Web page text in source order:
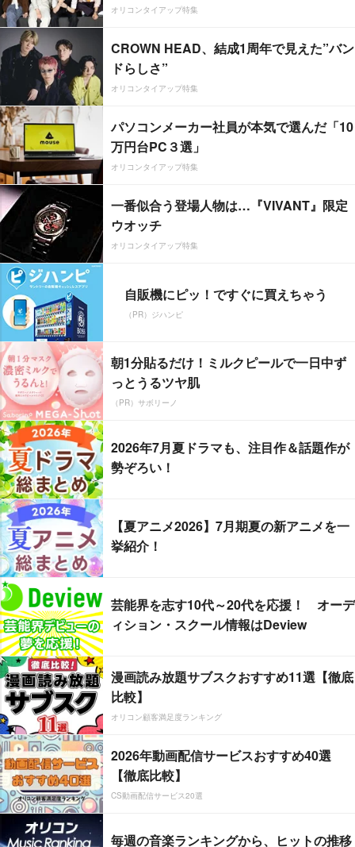
オリコンタイアップ特集
CROWN HEAD、結成1周年で見えた”バン
ドらしさ”
オリコンタイアップ特集
パソコンメーカー社員が本気で選んだ「10
万円台PC３選」
オリコンタイアップ特集
一番似合う登場人物は…『VIVANT』限定
ウオッチ
オリコンタイアップ特集
自販機にピッ！ですぐに買えちゃう
（PR）ジハンピ
朝1分貼るだけ！ミルクピールで一日中ず
っとうるツヤ肌
（PR）サボリーノ
2026年7月夏ドラマも、注目作＆話題作が
勢ぞろい！
【夏アニメ2026】7月期夏の新アニメを一
挙紹介！
芸能界を志す10代～20代を応援！ オーデ
ィション・スクール情報はDeview
漫画読み放題サブスクおすすめ11選【徹底
比較】
オリコン顧客満足度ランキング
2026年動画配信サービスおすすめ40選
【徹底比較】
CS動画配信サービス20選
毎週の音楽ランキングから、ヒットの推移